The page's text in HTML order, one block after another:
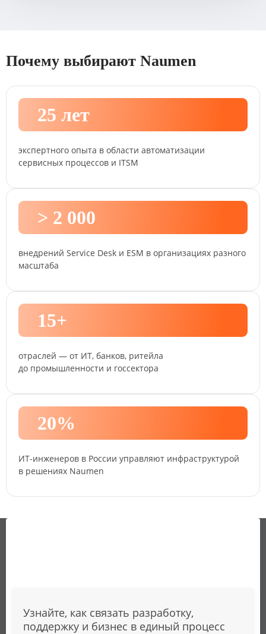
Почему выбирают Naumen
25 лет
экспертного опыта в области автоматизации
сервисных процессов и ITSM
> 2 000
внедрений Service Desk и ESM в организациях разного
масштаба
15+
отраслей — от ИТ, банков, ритейла
до промышленности и госсектора
20%
ИТ-инженеров в России управляют инфраструктурой
в решениях Naumen
Узнайте, как связать разработку,
поддержку и бизнес в единый процесс